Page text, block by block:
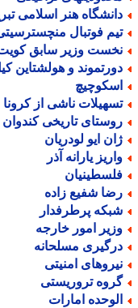
هنر اسلامی تبریز
فوتبال منچسترسیتی
وزیر سابق کویت
و هولشتاین کیل
ناشی از کرونا
تاریخی کندوان
ایو لودریان
یارانه آذر
شفیع زاده
پرطرفدار
امور خارجه
مسلحانه
امنیتی
تروریستی
امارات